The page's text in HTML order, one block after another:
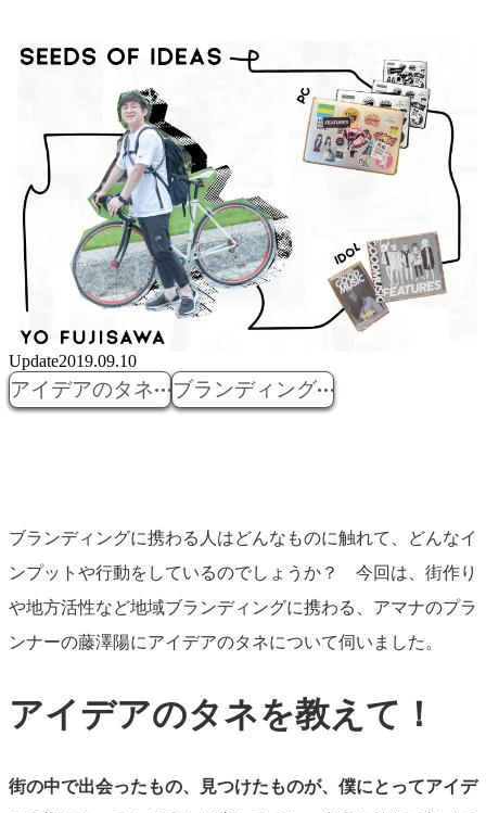
Update2019.09.10
アイデアのタネ ブランディング
ブランディングに携わる人はどんなものに触れて、どんなイ
ンプットや行動をしているのでしょうか？ 今回は、街作り
や地方活性など地域ブランディングに携わる、アマナのプラ
ンナーの藤澤陽にアイデアのタネについて伺いました。
アイデアのタネを教えて！
街の中で出会ったもの、見つけたものが、僕にとってアイデ